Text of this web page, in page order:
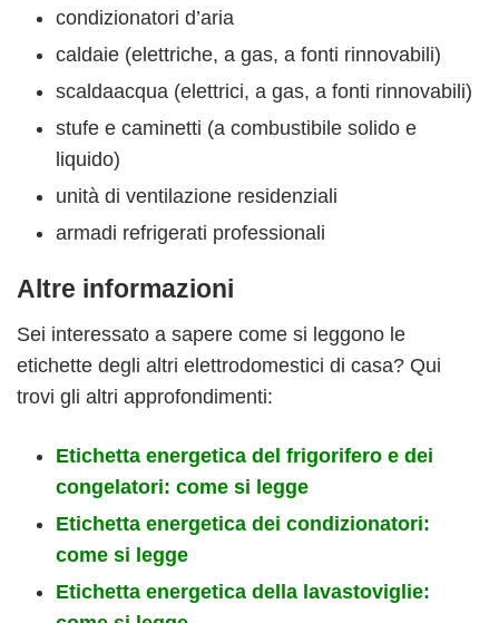
condizionatori d’aria
caldaie (elettriche, a gas, a fonti rinnovabili)
scaldaacqua (elettrici, a gas, a fonti rinnovabili)
stufe e caminetti (a combustibile solido e
liquido)
unità di ventilazione residenziali
armadi refrigerati professionali
Altre informazioni
Sei interessato a sapere come si leggono le
etichette degli altri elettrodomestici di casa? Qui
trovi gli altri approfondimenti:
Etichetta energetica del frigorifero e dei
congelatori: come si legge
Etichetta energetica dei condizionatori:
come si legge
Etichetta energetica della lavastoviglie: